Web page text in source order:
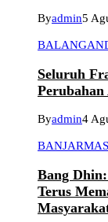
Byadmin5
BALANGAN
Seluruh
Byadmin4
Bang
Terus